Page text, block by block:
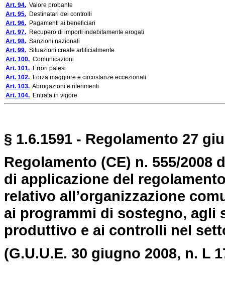
Art. 94. Valore probante
Art. 95. Destinatari dei controlli
Art. 96. Pagamenti ai beneficiari
Art. 97. Recupero di importi indebitamente erogati
Art. 98. Sanzioni nazionali
Art. 99. Situazioni create artificialmente
Art. 100. Comunicazioni
Art. 101. Errori palesi
Art. 102. Forza maggiore e circostanze eccezionali
Art. 103. Abrogazioni e riferimenti
Art. 104. Entrata in vigore
§ 1.6.1591 - Regolamento 27
Regolamento (CE) n. 555/
di applicazione del
relativo all’organizzazione
ai programmi di sostegno, agli
produttivo e ai controlli nel
(G.U.U.E. 30 giugno 2008, n. L